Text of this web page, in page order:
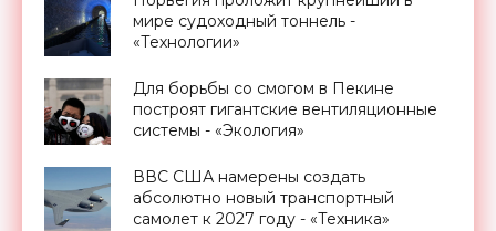
мире судоходный тоннель -
«Технологии»
Для борьбы со смогом в Пекине
построят гигантские вентиляционные
системы - «Экология»
ВВС США намерены создать
абсолютно новый транспортный
самолет к 2027 году - «Техника»